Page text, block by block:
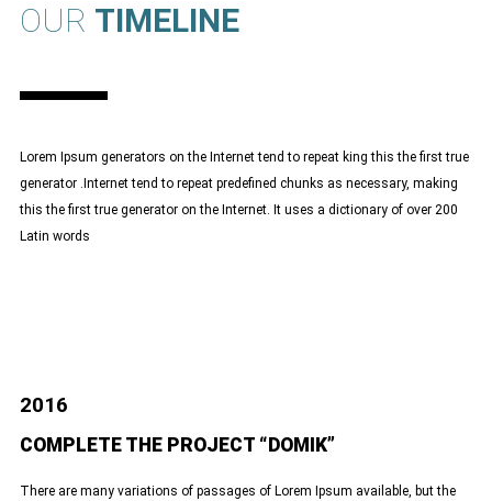
OUR TIMELINE
Lorem Ipsum generators on the Internet tend to repeat king this the first true
generator .Internet tend to repeat predefined chunks as necessary, making
this the first true generator on the Internet. It uses a dictionary of over 200
Latin words
2016
COMPLETE THE PROJECT “DOMIK”
There are many variations of passages of Lorem Ipsum available, but the